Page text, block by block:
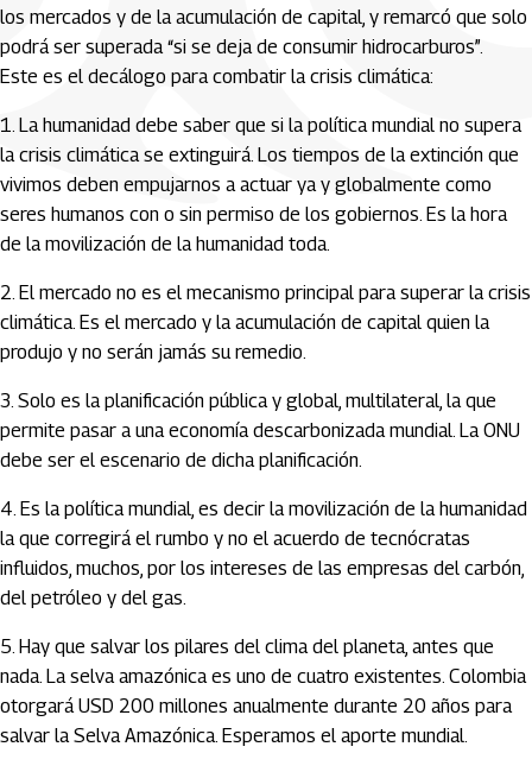
los mercados y de la acumulación de capital, y remarcó que solo
podrá ser superada “si se deja de consumir hidrocarburos”.
Este es el decálogo para combatir la crisis climática:
1. La humanidad debe saber que si la política mundial no supera
la crisis climática se extinguirá. Los tiempos de la extinción que
vivimos deben empujarnos a actuar ya y globalmente como
seres humanos con o sin permiso de los gobiernos. Es la hora
de la movilización de la humanidad toda.
2. El mercado no es el mecanismo principal para superar la crisis
climática. Es el mercado y la acumulación de capital quien la
produjo y no serán jamás su remedio.
3. Solo es la planificación pública y global, multilateral, la que
permite pasar a una economía descarbonizada mundial. La ONU
debe ser el escenario de dicha planificación.
4. Es la política mundial, es decir la movilización de la humanidad
la que corregirá el rumbo y no el acuerdo de tecnócratas
influidos, muchos, por los intereses de las empresas del carbón,
del petróleo y del gas.
5. Hay que salvar los pilares del clima del planeta, antes que
nada. La selva amazónica es uno de cuatro existentes. Colombia
otorgará USD 200 millones anualmente durante 20 años para
salvar la Selva Amazónica. Esperamos el aporte mundial.